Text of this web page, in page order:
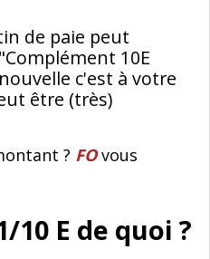
de paie peut
10E
c'est à votre
être (très)
? FOvous
10 E de quoi ?